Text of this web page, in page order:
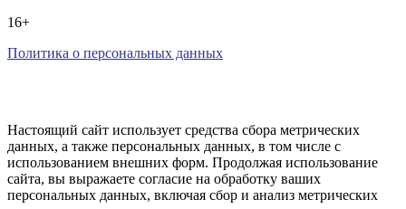
16+
Политика о персональных данных
Настоящий сайт использует средства сбора метрических
данных, а также персональных данных, в том числе с
использованием внешних форм. Продолжая использование
сайта, вы выражаете согласие на обработку ваших
персональных данных, включая сбор и анализ метрических